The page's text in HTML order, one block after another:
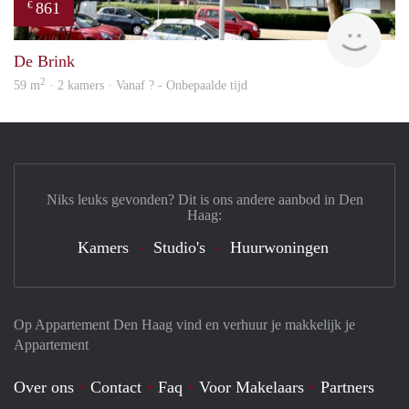
€ 861
De Brink
59 m2 · 2 kamers · Vanaf ? - Onbepaalde tijd
Op Appartement Den Haag vind en verhuur je makkelijk je
Appartement
Over ons Contact Faq Voor Makelaars Partners
Niks leuks gevonden? Dit is ons andere aanbod in Den
Haag:
Kamers Studio's Huurwoningen